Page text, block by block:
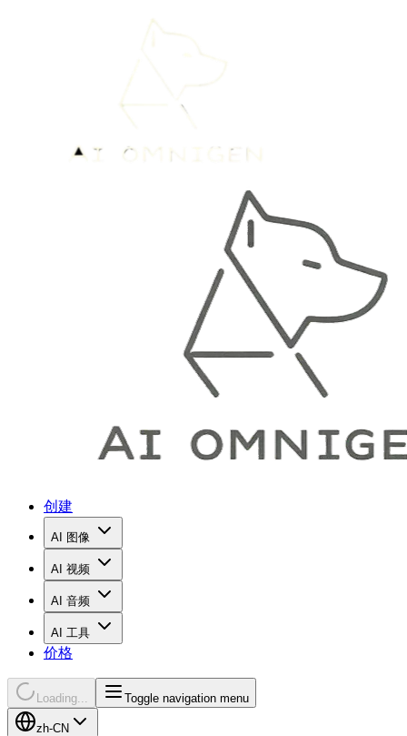
创建
AI 图像
AI 视频
AI 音频
AI 工具
价格
Loading... Toggle navigation menu
zh-CN